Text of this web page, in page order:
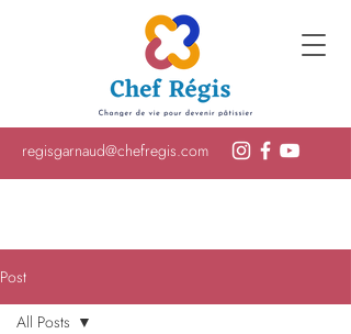
regisgarnaud@chefregis.com
Post
All Posts